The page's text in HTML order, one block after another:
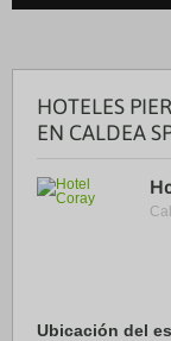
HOTELES
EN CALDEA
Ubicación del